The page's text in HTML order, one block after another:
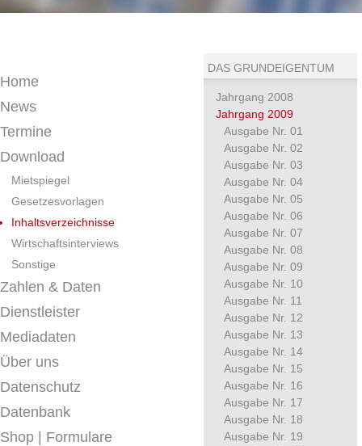
Home
News
Termine
Download
Mietspiegel
Gesetzesvorlagen
Inhaltsverzeichnisse
Wirtschaftsinterviews
Sonstige
Zahlen & Daten
Dienstleister
Mediadaten
Über uns
Datenschutz
Datenbank
Shop | Formulare
DAS GRUNDEIGENTUM
Jahrgang 2008
Jahrgang 2009
Ausgabe Nr. 01
Ausgabe Nr. 02
Ausgabe Nr. 03
Ausgabe Nr. 04
Ausgabe Nr. 05
Ausgabe Nr. 06
Ausgabe Nr. 07
Ausgabe Nr. 08
Ausgabe Nr. 09
Ausgabe Nr. 10
Ausgabe Nr. 11
Ausgabe Nr. 12
Ausgabe Nr. 13
Ausgabe Nr. 14
Ausgabe Nr. 15
Ausgabe Nr. 16
Ausgabe Nr. 17
Ausgabe Nr. 18
Ausgabe Nr. 19